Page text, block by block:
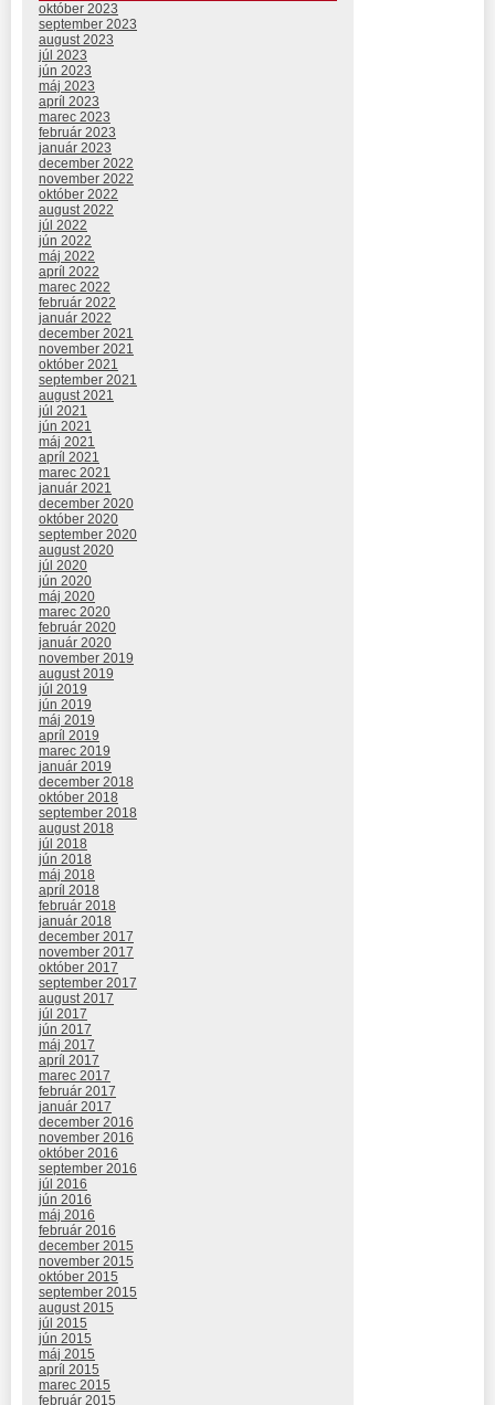
október 2023
september 2023
august 2023
júl 2023
jún 2023
máj 2023
apríl 2023
marec 2023
február 2023
január 2023
december 2022
november 2022
október 2022
august 2022
júl 2022
jún 2022
máj 2022
apríl 2022
marec 2022
február 2022
január 2022
december 2021
november 2021
október 2021
september 2021
august 2021
júl 2021
jún 2021
máj 2021
apríl 2021
marec 2021
január 2021
december 2020
október 2020
september 2020
august 2020
júl 2020
jún 2020
máj 2020
marec 2020
február 2020
január 2020
november 2019
august 2019
júl 2019
jún 2019
máj 2019
apríl 2019
marec 2019
január 2019
december 2018
október 2018
september 2018
august 2018
júl 2018
jún 2018
máj 2018
apríl 2018
február 2018
január 2018
december 2017
november 2017
október 2017
september 2017
august 2017
júl 2017
jún 2017
máj 2017
apríl 2017
marec 2017
február 2017
január 2017
december 2016
november 2016
október 2016
september 2016
júl 2016
jún 2016
máj 2016
február 2016
december 2015
november 2015
október 2015
september 2015
august 2015
júl 2015
jún 2015
máj 2015
apríl 2015
marec 2015
február 2015